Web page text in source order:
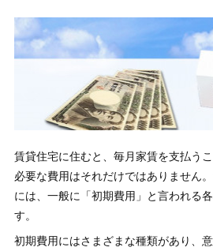
賃貸住宅に住むと、毎月家賃を支払う
必要な費用はそれだけではありません
には、一般に「初期費用」と言われる
す。
初期費用にはさまざまな種類があり、